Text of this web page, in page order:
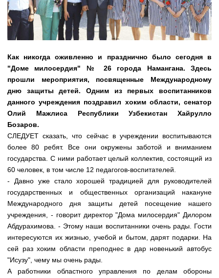
Как никогда оживленно и празднично было сегодня в
"Доме милосердия" № 26 города Намангана. Здесь
прошли мероприятия, посвященные Международному
дню защиты детей. Одним из первых воспитанников
данного учреждения поздравил хоким области, сенатор
Олий Мажлиса Республики Узбекистан Хайрулло
Бозаров.
СЛЕДУЕТсказать, что сейчас в учреждении воспитываются
более 80 ребят. Все они окружены заботой и вниманием
государства. С ними работает целый коллектив, состоящий из
60 человек, в том числе 12 педагогов-воспитателей.
- Давно уже стало хорошей традицией для руководителей
государственных и общественных организаций накануне
Международного дня защиты детей посещение нашего
учреждения, - говорит директор "Дома милосердия" Дилором
Абдурахимова. - Этому наши воспитанники очень рады. Гости
интересуются их жизнью, учебой и бытом, дарят подарки. На
сей раз хоким области преподнес в дар новенький автобус
"Исузу", чему мы очень рады.
А работники областного управления по делам обороны